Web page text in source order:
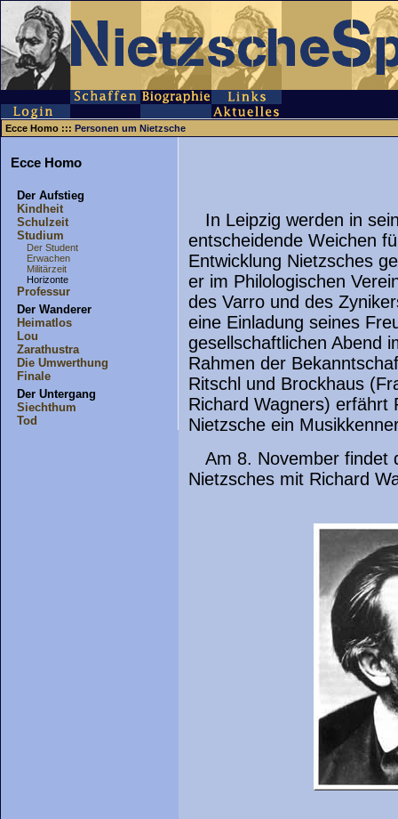
Ecce Homo ::: Personen um Nietzsche
Ecce Homo
Der Aufstieg
Kindheit
Schulzeit
Studium
Der Student
Erwachen
Militärzeit
Horizonte
Professur
Der Wanderer
Heimatlos
Lou
Zarathustra
Die Umwerthung
Finale
Der Untergang
Siechthum
Tod
In Leipzig werden in
entscheidende Weichen
Entwicklung Nietzsches
er im Philologischen
des Varro und des
eine Einladung seines
gesellschaftlichen Abend
Rahmen der
Ritschl und Brockhaus
Richard Wagners) erfährt
Nietzsche ein
Am 8. November findet
Nietzsches mit Richard